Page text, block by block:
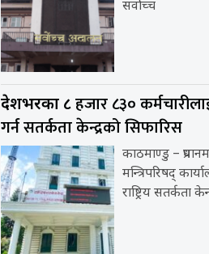
सर्वोच्च
देशभरका ८हजार ८३०
गर्न सतर्कता केन्द्रको सिफारिस
काठमाण्डु –
मन्त्रिपरिषद्
राष्ट्रिय सतर्कता